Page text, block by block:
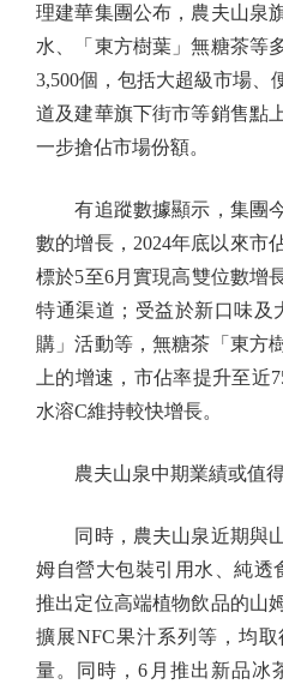
理建華集團公布，農夫山泉
水、「東方樹葉」無糖茶等
3,500個，包括大超級市場、
道及建華旗下街市等銷售點
一步搶佔市場份額。
有追蹤數據顯示，集團今
數的增長，2024年底以來市
標於5至6月實現高雙位數增
特通渠道；受益於新口味及
購」活動等，無糖茶「東方
上的增速，市佔率提升至近
水溶C維持較快增長。
農夫山泉中期業績或值
同時，農夫山泉近期與山
姆自營大包裝引用水、純透
推出定位高端植物飲品的山
擴展NFC果汁系列等，均
量。同時，6月推出新品冰